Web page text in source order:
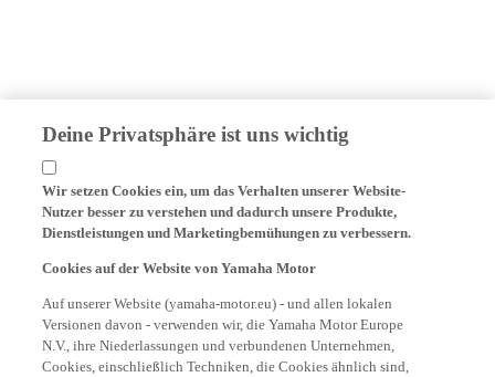
Deine Privatsphäre ist uns wichtig
Wir setzen Cookies ein, um das Verhalten unserer Website-
Nutzer besser zu verstehen und dadurch unsere Produkte,
Dienstleistungen und Marketingbemühungen zu verbessern.
Cookies auf der Website von Yamaha Motor
Auf unserer Website (yamaha-motor.eu) - und allen lokalen
Versionen davon - verwenden wir, die Yamaha Motor Europe
N.V., ihre Niederlassungen und verbundenen Unternehmen,
Cookies, einschließlich Techniken, die Cookies ähnlich sind,